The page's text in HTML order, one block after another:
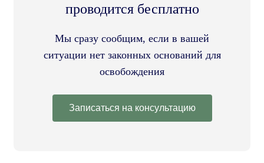
проводится бесплатно
Мы сразу сообщим, если в вашей
ситуации нет законных оснований для
освобождения
Записаться на консультацию